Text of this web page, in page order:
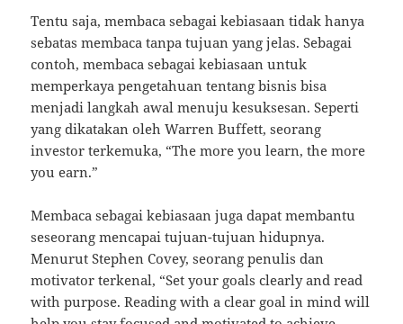
Tentu saja, membaca sebagai kebiasaan tidak hanya
sebatas membaca tanpa tujuan yang jelas. Sebagai
contoh, membaca sebagai kebiasaan untuk
memperkaya pengetahuan tentang bisnis bisa
menjadi langkah awal menuju kesuksesan. Seperti
yang dikatakan oleh Warren Buffett, seorang
investor terkemuka, “The more you learn, the more
you earn.”
Membaca sebagai kebiasaan juga dapat membantu
seseorang mencapai tujuan-tujuan hidupnya.
Menurut Stephen Covey, seorang penulis dan
motivator terkenal, “Set your goals clearly and read
with purpose. Reading with a clear goal in mind will